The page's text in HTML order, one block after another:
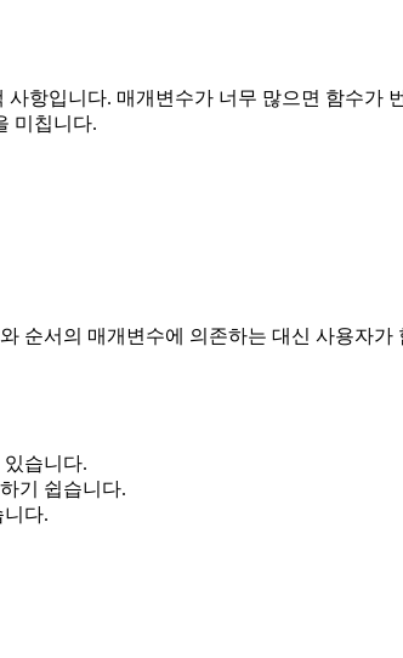
항입니다. 매개변수가 너무 많으면 함수가
미칩니다.
순서의 매개변수에 의존하는 대신 사용자가
습니다.
기 쉽습니다.
다.